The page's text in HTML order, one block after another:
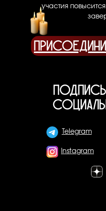
участия
Telegram
Instagram